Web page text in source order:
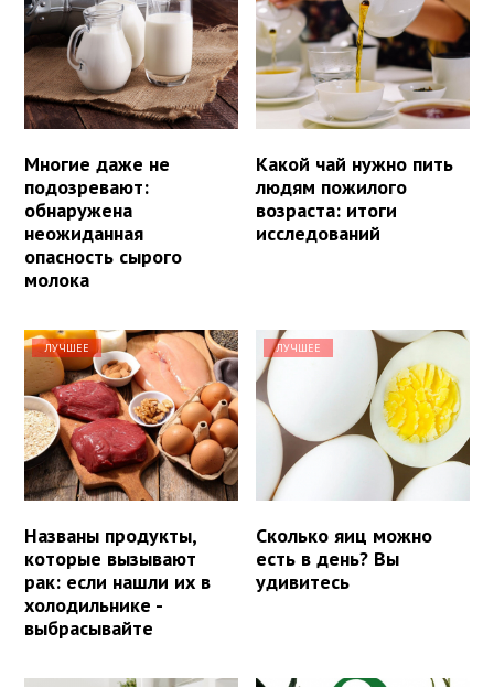
Многие даже не
подозревают:
обнаружена
неожиданная
опасность сырого
молока
Какой чай нужно пить
людям пожилого
возраста: итоги
исследований
ЛУЧШЕЕ
Названы продукты,
которые вызывают
рак: если нашли их в
холодильнике -
выбрасывайте
ЛУЧШЕЕ
Сколько яиц можно
есть в день? Вы
удивитесь